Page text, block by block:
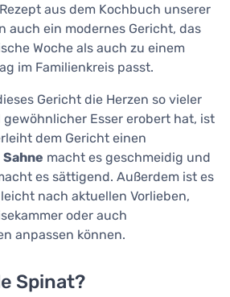
aus dem Kochbuch unserer
auch ein modernes Gericht, das
Woche als auch zu einem
im Familienkreis passt.
Gericht die Herzen so vieler
Esser erobert hat, ist
dem Gericht einen
Sahne macht es geschmeidig und
es sättigend. Außerdem ist es
nach aktuellen Vorlieben,
oder auch
anpassen können.
Spinat?